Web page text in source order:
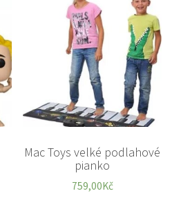
Mac Toys velké podlahové
pianko
759,00Kč